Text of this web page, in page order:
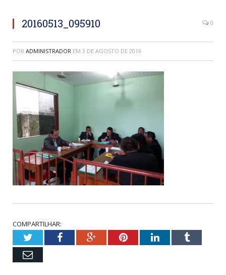
20160513_095910 0
POR ADMINISTRADOR EM 3 DE AGOSTO DE 2016
COMPARTILHAR:
TwitterFacebookGoogle+PinterestLinkedInTumblr
Email